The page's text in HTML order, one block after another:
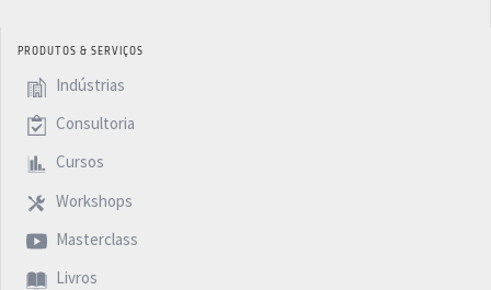
PRODUTOS & SERVIÇOS
Indústrias
Consultoria
Cursos
Workshops
Masterclass
Livros